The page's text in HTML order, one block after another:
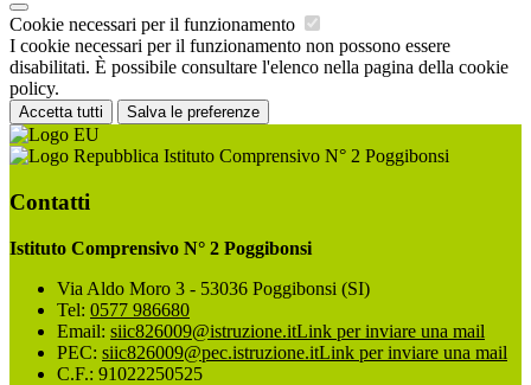
Cookie necessari per il funzionamento
I cookie necessari per il funzionamento non possono essere
disabilitati. È possibile consultare l'elenco nella pagina della cookie
policy.
Accetta tutti Salva le preferenze
Istituto Comprensivo N° 2 Poggibonsi
Contatti
Istituto Comprensivo N° 2 Poggibonsi
Via Aldo Moro 3 - 53036 Poggibonsi (SI)
Tel: 0577 986680
Email: siic826009@istruzione.itLink per inviare una mail
PEC: siic826009@pec.istruzione.itLink per inviare una mail
C.F.: 91022250525